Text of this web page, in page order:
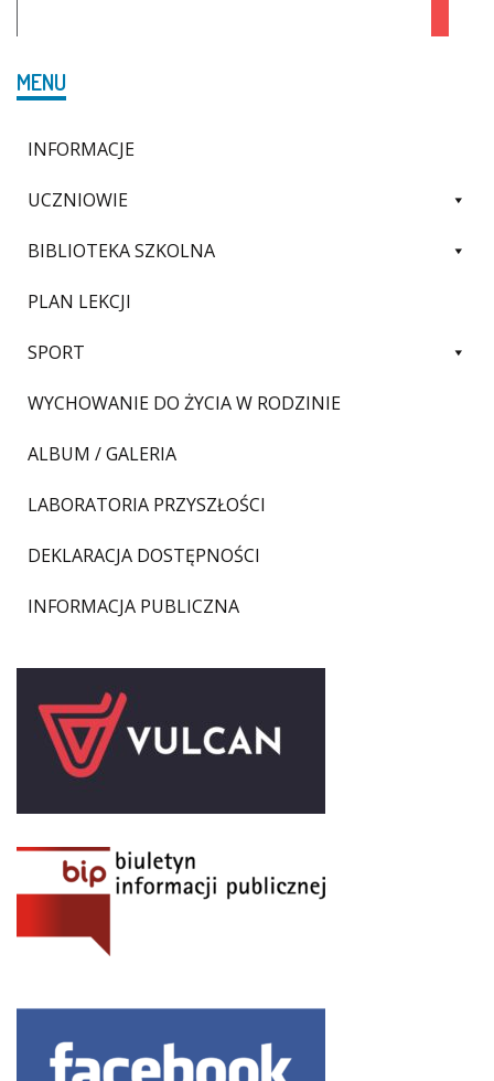
MENU
INFORMACJE
UCZNIOWIE
BIBLIOTEKA SZKOLNA
PLAN LEKCJI
SPORT
WYCHOWANIE DO ŻYCIA W RODZINIE
ALBUM / GALERIA
LABORATORIA PRZYSZŁOŚCI
DEKLARACJA DOSTĘPNOŚCI
INFORMACJA PUBLICZNA